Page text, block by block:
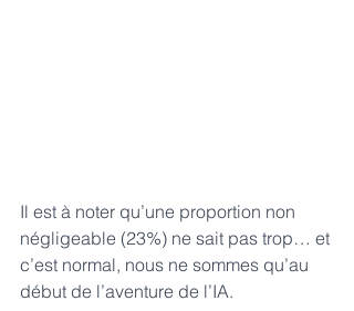
Il est à noter qu’une proportion non
négligeable (23%) ne sait pas trop… et
c’est normal, nous ne sommes qu’au
début de l’aventure de l’IA.